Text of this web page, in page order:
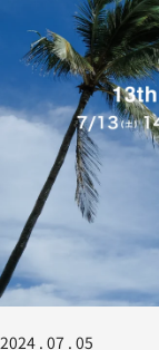
2024 . 07 . 05